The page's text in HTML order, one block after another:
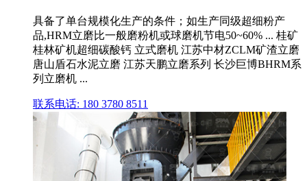
具备了单台规模化生产的条件；如生产同级超细粉产
品,HRM立磨比一般磨粉机或球磨机节电50~60% ... 桂矿
桂林矿机超细碳酸钙 立式磨机 江苏中材ZCLM矿渣立磨
唐山盾石水泥立磨 江苏天鹏立磨系列 长沙巨博BHRM系
列立磨机 ...
联系电话: 180 3780 8511